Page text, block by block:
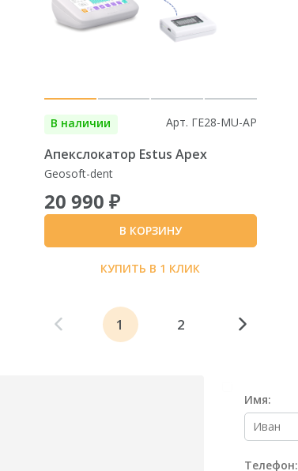
В наличии Арт. ГЕ28-MU-АР
Апекслокатор Estus Apex
Geosoft-dent
20 990 ₽
В КОРЗИНУ
КУПИТЬ В 1 КЛИК
1 2
Имя:
Телефон: